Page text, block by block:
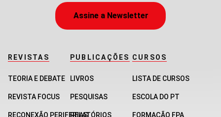
Assine a Newsletter
REVISTAS
TEORIA E DEBATE
REVISTA FOCUS
RECONEXÃO PERIFERIAS
PUBLICAÇÕES
LIVROS
PESQUISAS
RELATÓRIOS
CURSOS
LISTA DE CURSOS
ESCOLA DO PT
FORMAÇÃO FPA